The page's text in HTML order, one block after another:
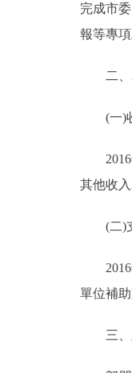
完成市
報等專項
二、
(一)收
2016年
其他收入
(二)支
2016年
單位補助
三、